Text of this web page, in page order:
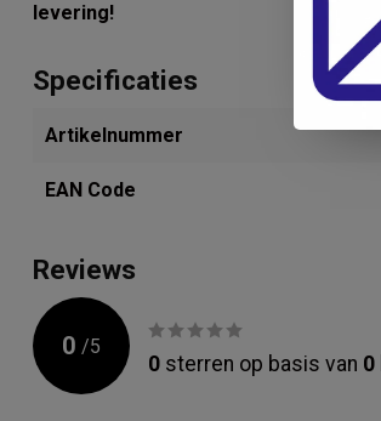
levering!
Specificaties
Artikelnummer
EAN Code
Reviews
0 /5
0 sterren op basis van 0